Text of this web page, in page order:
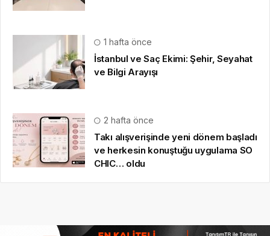
1 hafta önce
İstanbul ve Saç Ekimi: Şehir, Seyahat
ve Bilgi Arayışı
2 hafta önce
Takı alışverişinde yeni dönem başladı
ve herkesin konuştuğu uygulama SO
CHIC… oldu